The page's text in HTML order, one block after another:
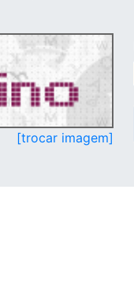
[trocar imagem]